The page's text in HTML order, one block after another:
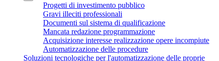
Progetti di investimento pubblico
Gravi illeciti professionali
Documenti sul sistema di qualificazione
Mancata redazione programmazione
Acquisizione interesse realizzazione opere incompiute
Automatizzazione delle procedure
Soluzioni tecnologiche per l'automatizzazione delle proprie